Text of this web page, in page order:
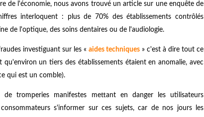
de l'économie, nous avons trouvé un article sur une enquête de
interloquent : plus de 70% des établissements contrôlés
de l'optique, des soins dentaires ou de l'audiologie.
investiguant sur les « aides techniques » c'est à dire tout ce
un tiers des établissements étaient en anomalie, avec
qui est un comble).
tromperies manifestes mettant en danger les utilisateurs
s'informer sur ces sujets, car de nos jours les